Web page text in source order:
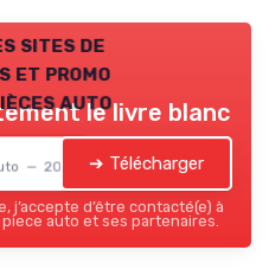
sites de
et promo
auto
— 2026
le livre blanc
➔ Télécharger
j’accepte d’être contacté(e) à
auto et ses partenaires.